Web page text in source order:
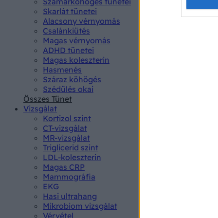
Skarlát tünetei
Alacsony vérnyomás
Csalánkiütés
Magas vérnyomás
ADHD tünetei
Magas koleszterin
Hasmenés
Száraz köhögés
Szédülés okai
Összes Tünet
Vizsgálat
Kortizol szint
CT-vizsgálat
MR-vizsgálat
Triglicerid szint
LDL-koleszterin
Magas CRP
Mammográfia
EKG
Hasi ultrahang
Mikrobiom vizsgálat
Vérvétel